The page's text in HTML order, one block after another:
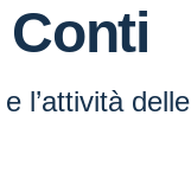
l’attività delle